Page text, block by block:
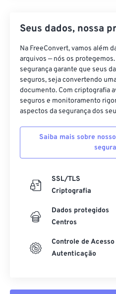
Seus dados, nossa
Na FreeConvert, vamos além
arquivos — nós os
segurança garante que seus
seguros, seja convertendo
documento. Com criptografia
seguros e monitoramento
aspectos da segurança dos
Saiba mais sobre
SSL/TLS
Criptografia
Dados protegidos
Centros
Controle de Acesso
Autenticação